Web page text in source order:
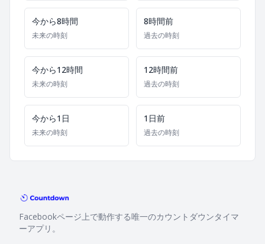
今から8時間
未来の時刻
8時間前
過去の時刻
今から12時間
未来の時刻
12時間前
過去の時刻
今から1日
未来の時刻
1日前
過去の時刻
Facebookページ上で動作する唯一のカウントダウンタイマ
ーアプリ。